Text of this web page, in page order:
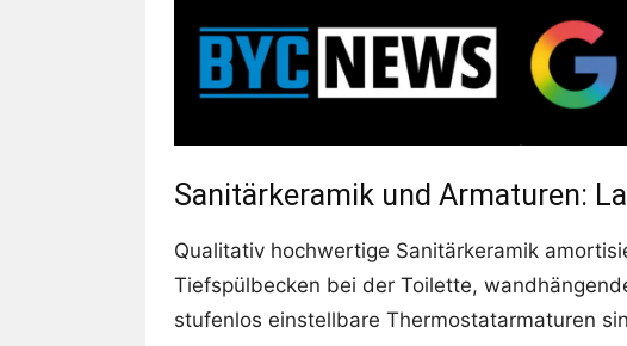
Sanitärkeramik und Armaturen:
Qualitativ hochwertige Sanitärkeramik
Tiefspülbecken bei der Toilette,
stufenlos einstellbare Thermostatarmaturen